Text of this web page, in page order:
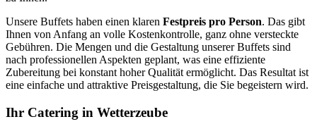
Unsere Buffets haben einen klaren Festpreis pro Person. Das gibt
Ihnen von Anfang an volle Kostenkontrolle, ganz ohne versteckte
Gebühren. Die Mengen und die Gestaltung unserer Buffets sind
nach professionellen Aspekten geplant, was eine effiziente
Zubereitung bei konstant hoher Qualität ermöglicht. Das Resultat ist
eine einfache und attraktive Preisgestaltung, die Sie begeistern wird.
Ihr Catering in Wetterzeube